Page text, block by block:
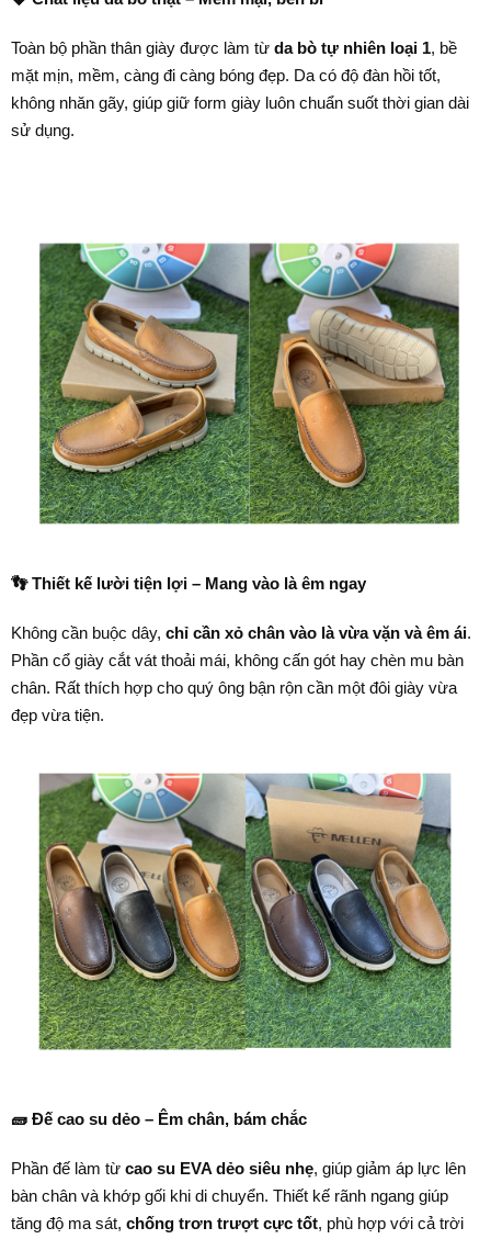
Toàn bộ phần thân giày được làm từ da bò tự nhiên loại 1, bề
mặt mịn, mềm, càng đi càng bóng đẹp. Da có độ đàn hồi tốt,
không nhăn gãy, giúp giữ form giày luôn chuẩn suốt thời gian dài
sử dụng.
👣Thiết kế lười tiện lợi – Mang vào là êm ngay
Không cần buộc dây, chỉ cần xỏ chân vào là vừa vặn và êm ái.
Phần cổ giày cắt vát thoải mái, không cấn gót hay chèn mu bàn
chân. Rất thích hợp cho quý ông bận rộn cần một đôi giày vừa
đẹp vừa tiện.
🧱 Đế cao su dẻo – Êm chân, bám chắc
Phần đế làm từ cao su EVA dẻo siêu nhẹ, giúp giảm áp lực lên
bàn chân và khớp gối khi di chuyển. Thiết kế rãnh ngang giúp
tăng độ ma sát, chống trơn trượt cực tốt, phù hợp với cả trời